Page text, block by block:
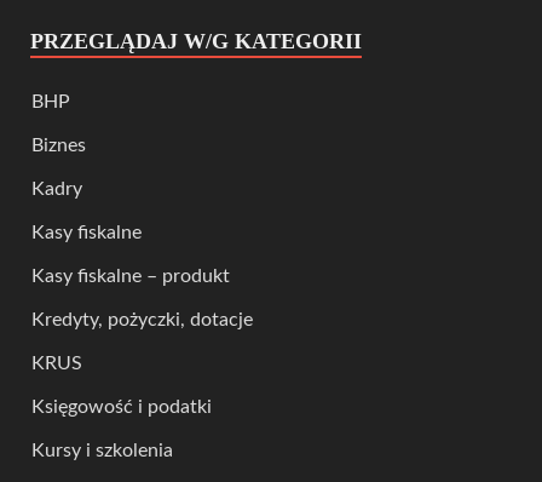
PRZEGLĄDAJ W/G KATEGORII
BHP
Biznes
Kadry
Kasy fiskalne
Kasy fiskalne – produkt
Kredyty, pożyczki, dotacje
KRUS
Księgowość i podatki
Kursy i szkolenia